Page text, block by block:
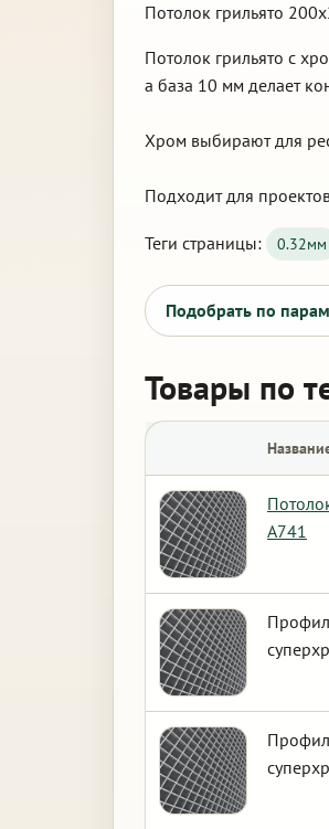
Потолок грильято
Потолок грильято с
а база 10 мм делает
Хром выбирают для
Подходит для
Теги страницы: 0.32мм
Подобрать по
Товары по
А741